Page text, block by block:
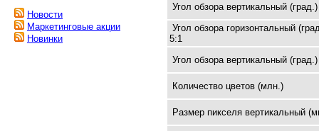
Новости
Маркетинговые акции
Новинки
Угол обзора вертикальный
Угол обзора горизонтальный
5:1
Угол обзора вертикальный
Количество цветов (млн.)
Размер пикселя вертикальный